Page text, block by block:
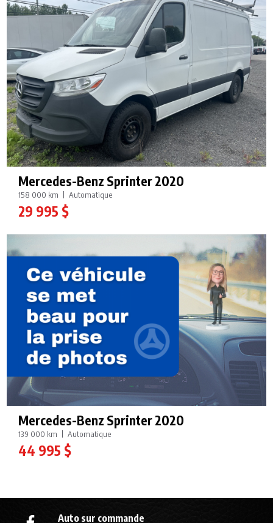
Mercedes-Benz Sprinter 2020
158 000 km Automatique
29 995 $
Mercedes-Benz Sprinter 2020
139 000 km Automatique
44 995 $
Auto sur commande